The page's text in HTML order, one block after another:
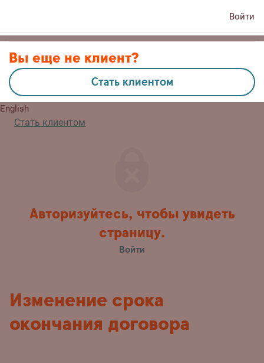
Войти
Lietuvių
English
Стать клиентом
Вы еще не клиент?
Стать клиентом
Авторизуйтесь, чтобы увидеть
страницу.
Войти
Изменение срока
окончания договора